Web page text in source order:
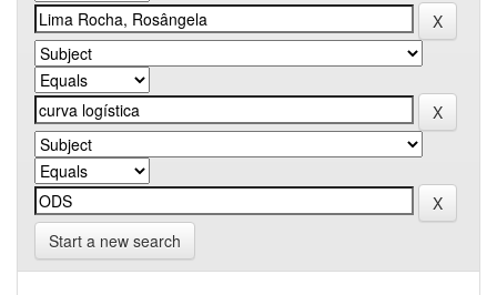
Start a new search